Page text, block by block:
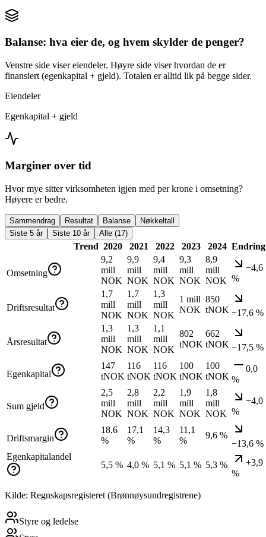
Balanse: hva eier de, og hvem skylder de penger?
Venstre side viser eiendeler. Høyre side viser hvordan de er
finansiert (egenkapital + gjeld). Totalen er alltid lik på begge sider.
Eiendeler
Egenkapital + gjeld
Marginer over tid
Hvor mye sitter virksomheten igjen med per krone i omsetning?
Høyere er bedre.
Sammendrag Resultat Balanse
Nøkkeltall
Siste 5 år
Siste 10 år Alle (17)
Trend 2020 2021 2022 2023 2024 Endring
Omsetning
9,2
mill
NOK
9,9
mill
NOK
9,4
mill
NOK
9,3
mill
NOK
8,9
mill
NOK
−4,6
%
Driftsresultat
1,7
mill
NOK
1,7
mill
NOK
1,3
mill
NOK
1 mill
NOK
850
tNOK −17,6 %
Årsresultat
1,3
mill
NOK
1,3
mill
NOK
1,1
mill
NOK
802
tNOK
662
tNOK −17,5 %
Egenkapital
147
tNOK
116
tNOK
116
tNOK
100
tNOK
100
tNOK
0,0
%
Sum gjeld
2,5
mill
NOK
2,8
mill
NOK
2,2
mill
NOK
1,9
mill
NOK
1,8
mill
NOK
−4,0
%
Driftsmargin
18,6
%
17,1
%
14,3
%
11,1
%
9,6 %
−13,6 %
Egenkapitalandel
5,5 % 4,0 % 5,1 % 5,1 % 5,3 %
+3,9
%
Kilde: Regnskapsregisteret (Brønnøysundregistrene)
Styre og ledelse